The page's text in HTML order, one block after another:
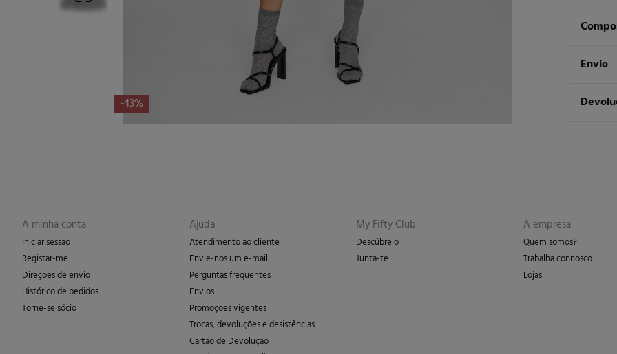
-43%
Envio
A minha conta
Iniciar sessão
Registar-me
Direções de envio
Histórico de pedidos
Torne-se sócio
Ajuda
Atendimento ao cliente
Envie-nos um e-mail
Perguntas frequentes
Envios
Promoções vigentes
Trocas, devoluções e desistências
Cartão de Devolução
My Fifty Club
Descúbrelo
Junta-te
A empresa
Quem somos?
Trabalha connosco
Lojas